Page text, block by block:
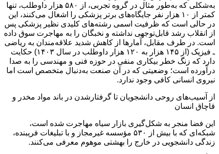
به‌شکلی که به‌طور مثال در گروه تجربی، از ۵۸۰ هزار داوطلب، تنها
کمتر از ۱۰ هزار نفر جایگاه‌های برتر پزشکی را اشغال می‌کنند، این
در حالی است که ظرفیت اسمی رشته‌های کلیدی نظیر پزشکی پس
از انقلاب رشد قابل‌توجهی نداشته و نخبگان را به مهاجرت سوق داده
است. در طرف مقابل، آمارها از کاهش شدید علاقه‌مندان به ریاضی
ـ فیزیک (از ۱۴۵ هزار به ۱۲۰ هزار داوطلب در سال ۱۴۰۳) حکایت
دارد که زنگ خطر بیکاری منفی در حوزه فنی و مهندسی را به صدا
درآورده است؛ وضعیتی که در آن صنعت به‌دنبال متخصص است اما
نیروی انسانی کافی وجود ندارد.
از آسیب‌های روحی دانشجویان تا گرفتارشدن در باند مواد مخدر و
قاچاق انسان
این فضا منجر به شکل‌گیری بازار سیاه مهاجرت شده است،
شبکه‌ای که با بیش از ۵۳۰ مؤسسه غیرمجاز و با تبلیغات فریبنده،
زندگی دانشجویی در خارج را بهشتی موهوم معرفی می‌کنند.